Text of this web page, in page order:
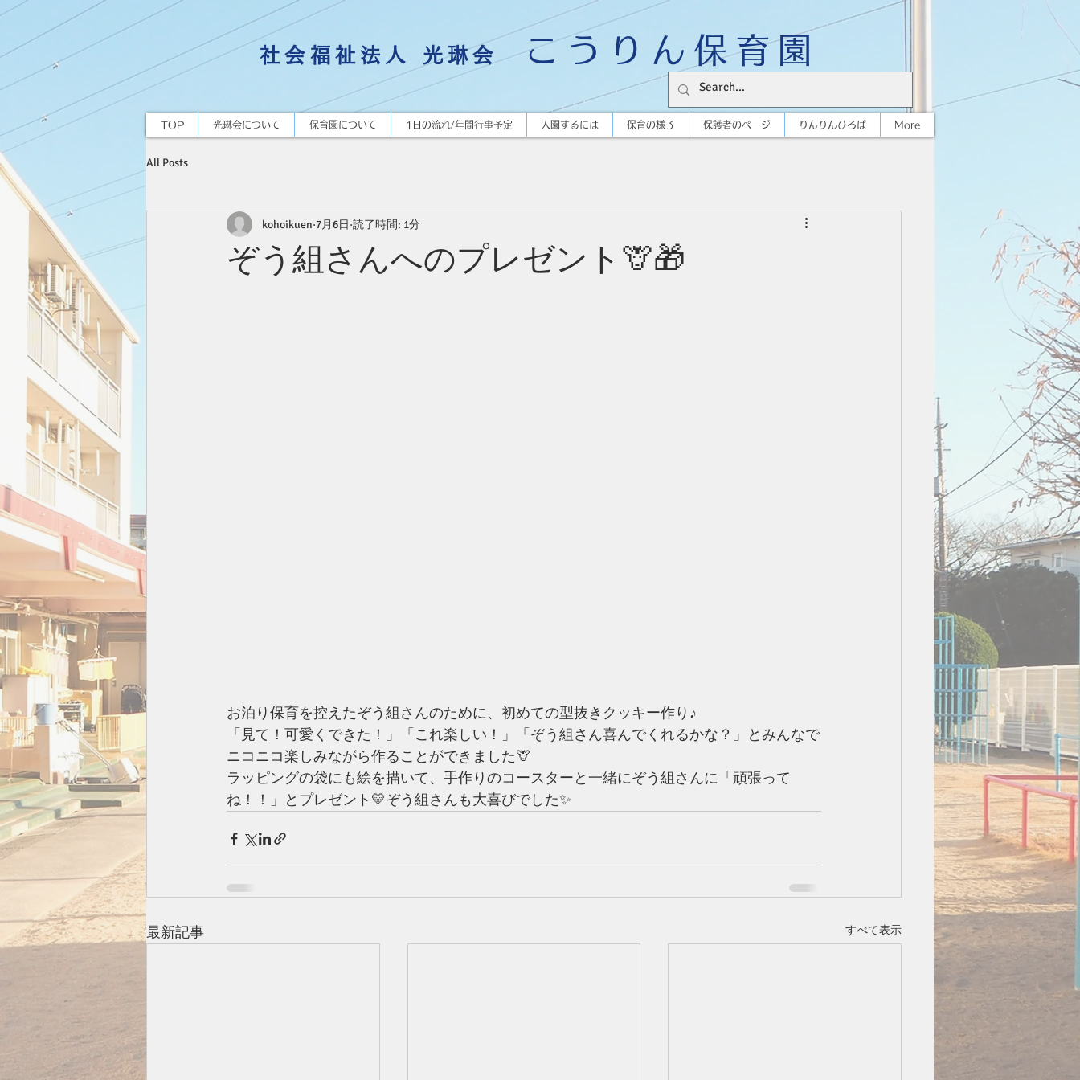
社会福祉法人 光琳会 こうりん保育園
TOP 光琳会について 保育園について 1日の流れ/年間行事予定 入園するには 保育の様子 保護者のページ りんりんひろば More
All Posts
ぞう組さんへのプレゼント🦒🎁
kohoikuen 7月6日 読了時間: 1分
お泊り保育を控えたぞう組さんのために、初めての型抜きクッキー作り♪
「見て！可愛くできた！」「これ楽しい！」「ぞう組さん喜んでくれるかな？」とみんなで
ニコニコ楽しみながら作ることができました🦒
ラッピングの袋にも絵を描いて、手作りのコースターと一緒にぞう組さんに「頑張って
ね！！」とプレゼント💛ぞう組さんも大喜びでした✨
最新記事 すべて表示